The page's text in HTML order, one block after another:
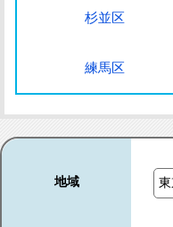
杉並区
練馬区
地域